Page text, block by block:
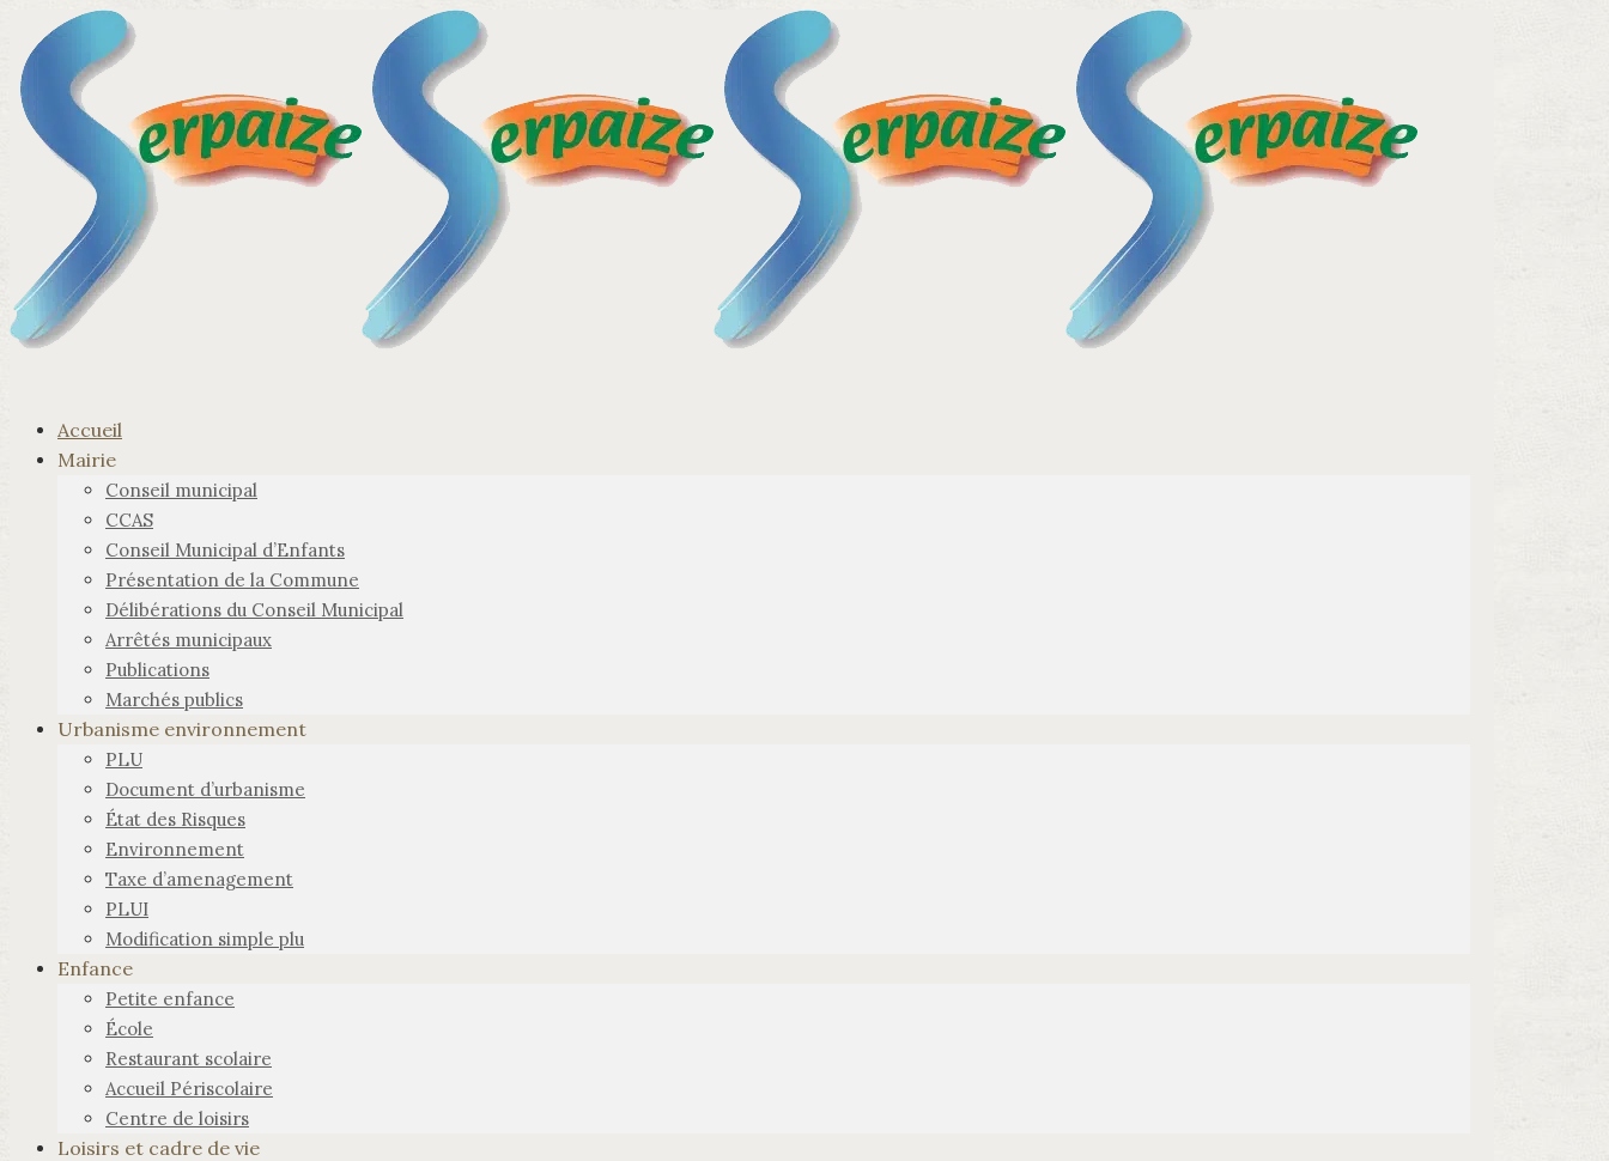
Accueil
Mairie
Conseil municipal
CCAS
Conseil Municipal d’Enfants
Présentation de la Commune
Délibérations du Conseil Municipal
Arrêtés municipaux
Publications
Marchés publics
Urbanisme environnement
PLU
Document d’urbanisme
État des Risques
Environnement
Taxe d’amenagement
PLUI
Modification simple plu
Enfance
Petite enfance
École
Restaurant scolaire
Accueil Périscolaire
Centre de loisirs
Loisirs et cadre de vie